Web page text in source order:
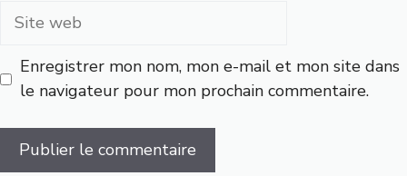
Site
Enregistrer mon nom, mon e-mail et mon site dans
le navigateur pour mon prochain commentaire.